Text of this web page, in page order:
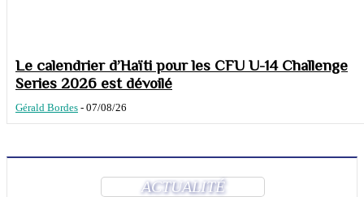
Le calendrier d’Haïti pour les CFU U-14 Challenge
Series 2026 est dévoilé
Gérald Bordes - 07/08/26
ACTUALITÉ